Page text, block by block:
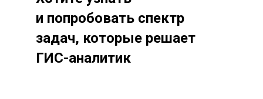
и попробовать спектр
задач, которые решает
ГИС-аналитик